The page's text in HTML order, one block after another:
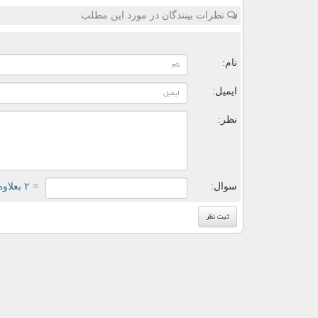
نظرات بینندگان در مورد این مطلب
نام:
ایمیل:
نظر:
سوال: = ۲ بعلاوه ۴